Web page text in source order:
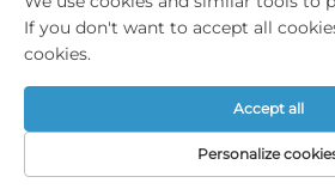
Stålkonstruktion
OM
Privatlivspolitik
If you don't want to accept all
cookies.
Personalize
Accept all